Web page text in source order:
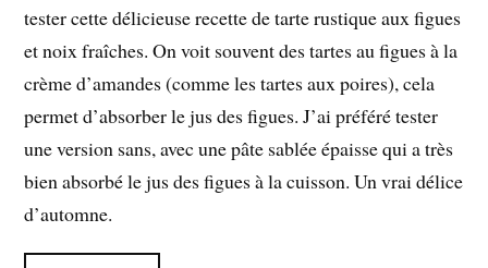
tester cette délicieuse recette de tarte rustique aux figues
et noix fraîches. On voit souvent des tartes au figues à la
crème d’amandes (comme les tartes aux poires), cela
permet d’absorber le jus des figues. J’ai préféré tester
une version sans, avec une pâte sablée épaisse qui a très
bien absorbé le jus des figues à la cuisson. Un vrai délice
d’automne.